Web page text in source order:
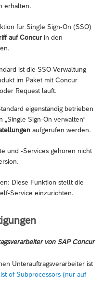
erhalten.
für Single Sign-On (SSO)
auf Concur in den
ist die SSO-Verwaltung
im Paket mit Concur
Request läuft.
eigenständig betrieben
„Single Sign-On verwalten“
aufgerufen werden.
und -Services gehören nicht
Diese Funktion stellt die
Service einzurichten.
von SAP Concur
Unterauftragsverarbeiter ist
of Subprocessors (nur auf